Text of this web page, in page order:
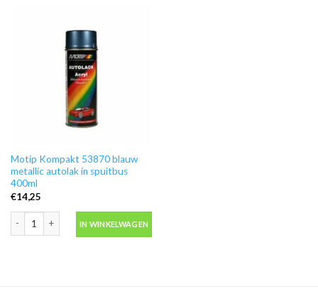
Motip Kompakt 53870 blauw
metallic autolak in spuitbus
400ml
€14,25
IN WINKELWAGEN